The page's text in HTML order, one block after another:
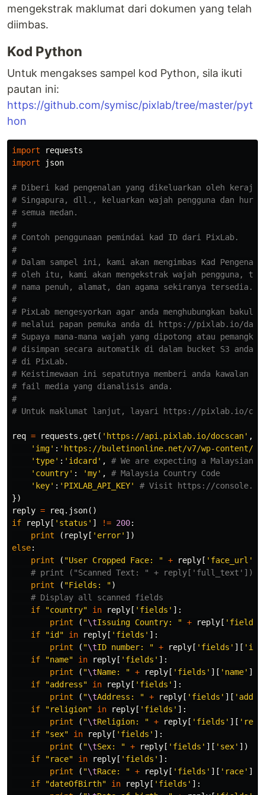
mengekstrak maklumat dari dokumen yang telah
diimbas.
Kod Python
Untuk mengakses sampel kod Python, sila ikuti
pautan ini:
https://github.com/symisc/pixlab/tree/master/pyt
hon
import
requests
import
json
# Diberi kad pengenalan yang dikeluarkan oleh
# Singapura, dll., keluarkan wajah pengguna dan
# semua medan.
#
# Contoh penggunaan pemindai kad ID dari PixLab.
#
# Dalam sampel ini, kami akan mengimbas Kad
# oleh itu, kami akan mengekstrak wajah pengguna,
# nama penuh, alamat, dan agama sekiranya tersedia.
#
# PixLab mengesyorkan agar anda menghubungkan bakul
# melalui papan pemuka anda di https://pixlab.io/
# Supaya mana-mana wajah yang dipotong atau
# disimpan secara automatik di dalam bucket S3 anda
# di PixLab.
# Keistimewaan ini sepatutnya memberi anda kawalan
# fail media yang dianalisis anda.
#
req = requests .get ( 'https://api.pixlab.io/docscan' ,
'img' : 'https://buletinonline.net/v7/wp-content/
'type' : 'idcard' ,
'country' : 'my' ,
'key' : 'PIXLAB_API_KEY'
})
reply = req. json()
if
reply[ 'status' ] != 200:
print
( reply[ 'error' ])
else:
print
( "User Cropped Face: " + reply[ 'face_url'
print
( "Fields: ")
if
"country" in reply[ 'fields' ]:
print
( "\tIssuing Country: " + reply[ 'fields'
if
"id" in reply[ 'fields' ]:
print
( "\tID number: " + reply[ 'fields' ][ 'id'
if
"name" in reply[ 'fields' ]:
print
( "\tName: " + reply[ 'fields' ][ 'name' ])
if
"address" in reply[ 'fields' ]:
print
( "\tAddress: " + reply[ 'fields' ][
if
"religion" in reply[ 'fields' ]:
print
( "\tReligion: " + reply[ 'fields' ][
if
"sex" in reply[ 'fields' ]:
print
( "\tSex: " + reply[ 'fields' ][ 'sex' ])
if
"race" in reply[ 'fields' ]:
print
( "\tRace: " + reply[ 'fields' ][ 'race' ])
if
"dateOfBirth" in reply[ 'fields' ]: